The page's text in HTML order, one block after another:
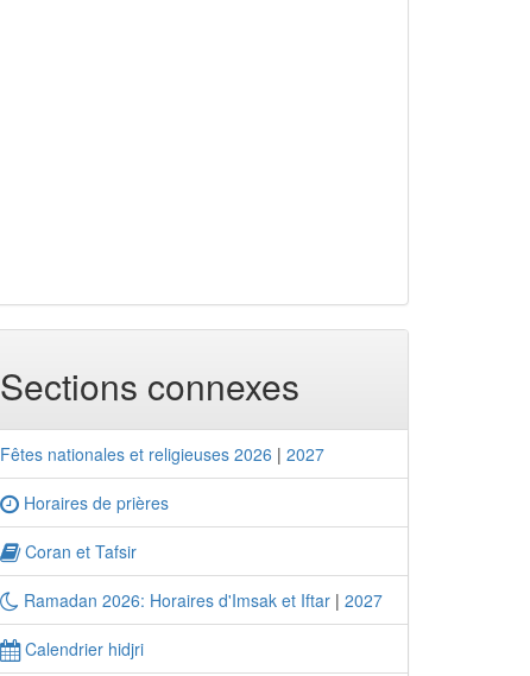
Sections connexes
Fêtes nationales et religieuses 2026 | 2027
Horaires de prières
Coran et Tafsir
Ramadan 2026: Horaires d'Imsak et Iftar | 2027
Calendrier hidjri